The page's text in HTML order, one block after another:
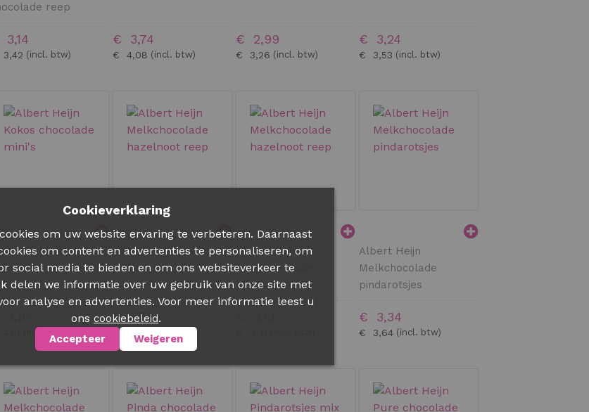
reep
€ 4,08
€ 3,74
€ 3,26
€ 2,99
€ 3,53
€ 3,24
Heijn Kokos
mini's
Albert Heijn
Melkchocolade
hazelnoot reep
€ 1,90
€ 1,74
Albert Heijn
Melkchocolade
hazelnoot reep
Albert Heijn
Melkchocolade
pindarotsjes
€ 3,64
€ 3,34
Cookieverklaring
om uw website ervaring te verbeteren. Daarnaast
om content en advertenties te personaliseren, om
social media te bieden en om ons websiteverkeer te
delen we informatie over uw gebruik van onze site met
analyse en advertenties. Voor meer informatie leest u
ons cookiebeleid.
Accepteer Weigeren